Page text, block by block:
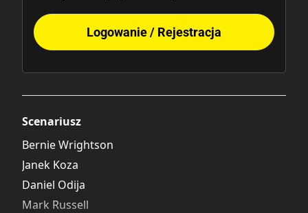
Logowanie / Rejestracja
Scenariusz
Bernie Wrightson
Janek Koza
Daniel Odija
Mark Russell